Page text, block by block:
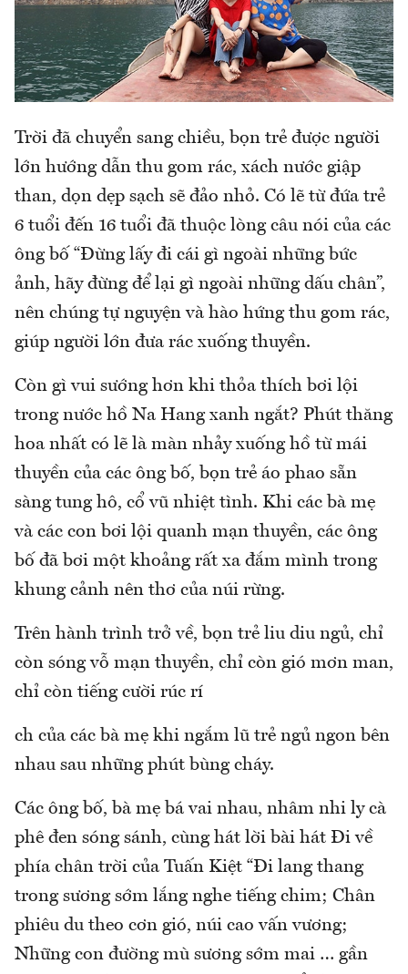
Trời đã chuyển sang chiều, bọn trẻ được người
lớn hướng dẫn thu gom rác, xách nước giập
than, dọn dẹp sạch sẽ đảo nhỏ. Có lẽ từ đứa trẻ
6 tuổi đến 16 tuổi đã thuộc lòng câu nói của các
ông bố “Đừng lấy đi cái gì ngoài những bức
ảnh, hãy đừng để lại gì ngoài những dấu chân”,
nên chúng tự nguyện và hào hứng thu gom rác,
giúp người lớn đưa rác xuống thuyền.
Còn gì vui sướng hơn khi thỏa thích bơi lội
trong nước hồ Na Hang xanh ngắt? Phút thăng
hoa nhất có lẽ là màn nhảy xuống hồ từ mái
thuyền của các ông bố, bọn trẻ áo phao sẵn
sàng tung hô, cổ vũ nhiệt tình. Khi các bà mẹ
và các con bơi lội quanh mạn thuyền, các ông
bố đã bơi một khoảng rất xa đắm mình trong
khung cảnh nên thơ của núi rừng.
Trên hành trình trở về, bọn trẻ liu diu ngủ, chỉ
còn sóng vỗ mạn thuyền, chỉ còn gió mơn man,
chỉ còn tiếng cười rúc rí
ch của các bà mẹ khi ngắm lũ trẻ ngủ ngon bên
nhau sau những phút bùng cháy.
Các ông bố, bà mẹ bá vai nhau, nhâm nhi ly cà
phê đen sóng sánh, cùng hát lời bài hát Đi về
phía chân trời của Tuấn Kiệt “Đi lang thang
trong sương sớm lắng nghe tiếng chim; Chân
phiêu du theo cơn gió, núi cao vấn vương;
Những con đường mù sương sớm mai … gần